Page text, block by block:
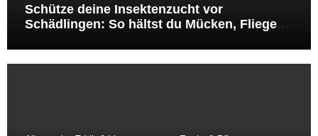
Schütze deine Insektenzucht vor
Schädlingen: So hältst du Mücken, Fliegen